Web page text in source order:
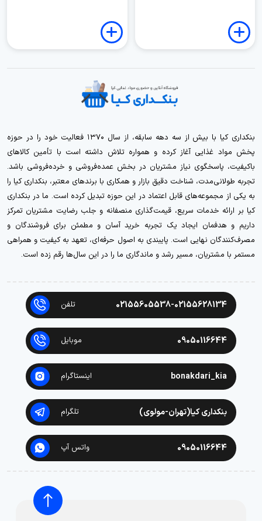
بنکداری کیا با بیش از سه دهه سابقه، از سال ۱۳۷۰ فعالیت خود را در حوزه
پخش مواد غذایی آغاز کرده و همواره تلاش داشته است با تأمین کالاهای
باکیفیت، پاسخگوی نیاز مشتریان در بخش عمده‌فروشی و خرده‌فروشی باشد.
تجربه طولانی‌مدت، شناخت دقیق بازار و همکاری با برندهای معتبر، بنکداری کیا را
به یکی از مجموعه‌های قابل اعتماد در این حوزه تبدیل کرده است. ما در بنکداری
کیا بر ارائه خدمات سریع، قیمت‌گذاری منصفانه و جلب رضایت مشتریان تمرکز
داریم و هدفمان ایجاد یک تجربه خرید آسان و مطمئن برای فروشندگان و
مصرف‌کنندگان نهایی است. پایبندی به اصول حرفه‌ای، تعهد به کیفیت و همراهی
مستمر با مشتریان، مسیر رشد و ماندگاری ما را در این سال‌ها رقم زده است.
02155605538-02155628134 تلفن
09050116644 موبایل
bonakdari_kia اینستاگرام
بنکداری کیا(تهران-مولوی) تلگرام
09050116644 واتس آپ